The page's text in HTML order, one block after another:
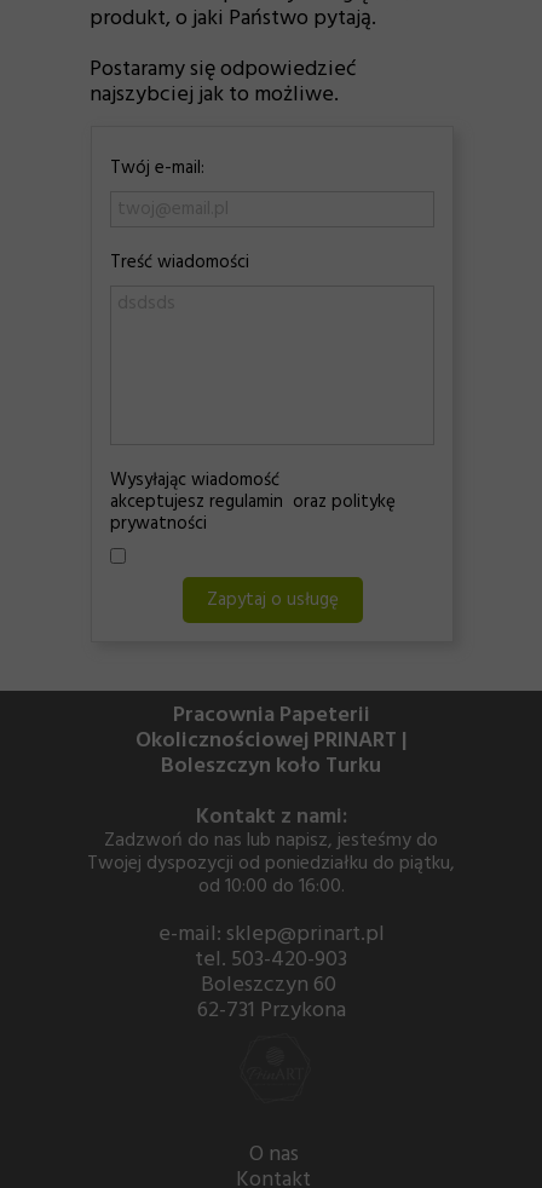
produkt, o jaki Państwo pytają.
Postaramy się odpowiedzieć
najszybciej jak to możliwe.
Twój e-mail:
Treść wiadomości
Wysyłając wiadomość
akceptujesz regulamin oraz politykę
prywatności
Zapytaj o usługę
Pracownia Papeterii
Okolicznościowej PRINART |
Boleszczyn koło Turku
Kontakt z nami:
Zadzwoń do nas lub napisz, jesteśmy do
Twojej dyspozycji od poniedziałku do piątku,
od 10:00 do 16:00.
e-mail: sklep@prinart.pl
tel. 503-420-903
Boleszczyn 60
62-731 Przykona
O nas
Kontakt